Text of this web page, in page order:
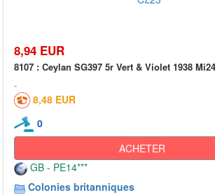
8,94 EUR
8107 : Ceylan SG397 5r Vert & Violet 1938
8,48 EUR
0
ACHETER
GB - PE14***
Colonies britanniques